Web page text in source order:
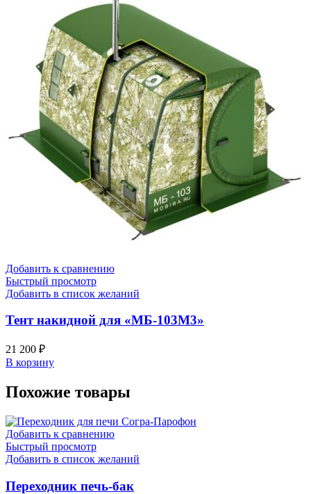
Добавить к сравнению
Быстрый просмотр
Добавить в список желаний
Тент накидной для «МБ-103М3»
21 200 ₽
В корзину
Похожие товары
Добавить к сравнению
Быстрый просмотр
Добавить в список желаний
Переходник печь-бак